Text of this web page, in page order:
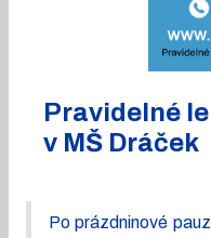
Pravidelné
v MŠ Dráček
Po prázdninové